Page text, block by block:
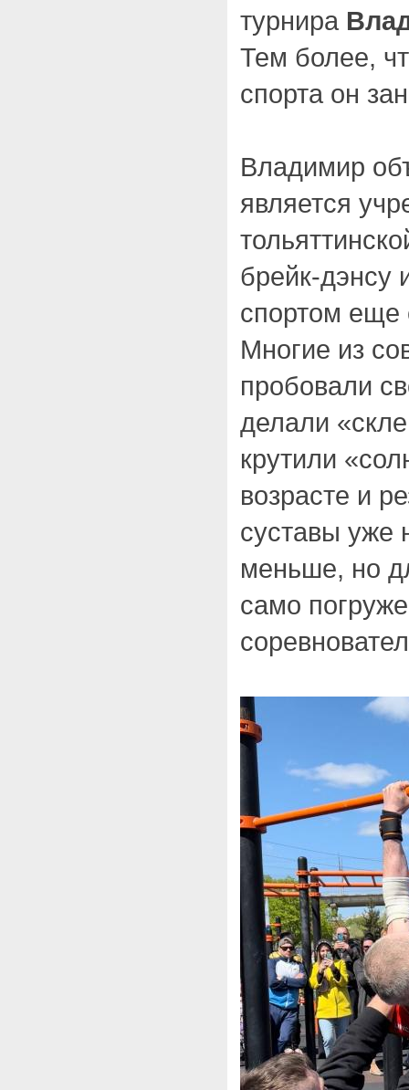
турнира
Тем более,
спорта он
Владимир
является
брейк-дэнсу
спортом еще
Многие из
пробовали
делали
крутили
возрасте и
суставы уже
меньше, но
само